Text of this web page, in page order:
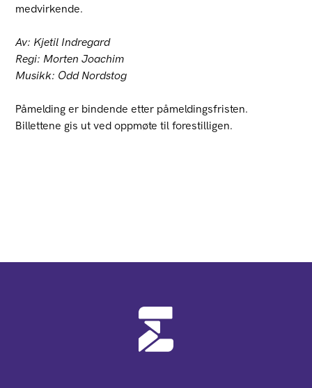
medvirkende.
Av: Kjetil Indregard
Regi: Morten Joachim
Musikk: Odd Nordstog
Påmelding er bindende etter påmeldingsfristen.
Billettene gis ut ved oppmøte til forestilligen.